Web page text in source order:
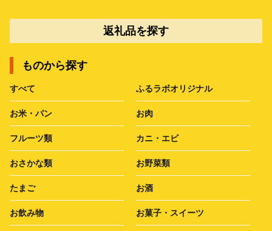
返礼品を探す
ものから探す
すべて ふるラボオリジナル
お米・パン お肉
フルーツ類 カニ・エビ
おさかな類 お野菜類
たまご お酒
お飲み物 お菓子・スイーツ